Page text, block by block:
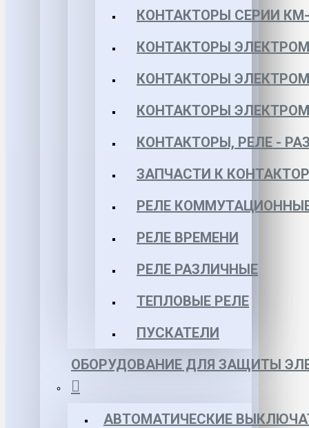
КОНТАКТОРЫ СЕРИИ КМ-
КОНТАКТОРЫ
КОНТАКТОРЫ
КОНТАКТОРЫ
КОНТАКТОРЫ, РЕЛЕ -
ЗАПЧАСТИ К
РЕЛЕ
РЕЛЕ ВРЕМЕНИ
РЕЛЕ РАЗЛИЧНЫЕ
ТЕПЛОВЫЕ РЕЛЕ
ПУСКАТЕЛИ
ОБОРУДОВАНИЕ ДЛЯ ЗАЩИТЫ
АВТОМАТИЧЕСКИЕ